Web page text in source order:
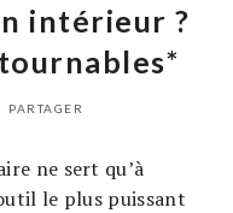
intérieur ?
PARTAGER
ne sert qu’à
le plus puissant